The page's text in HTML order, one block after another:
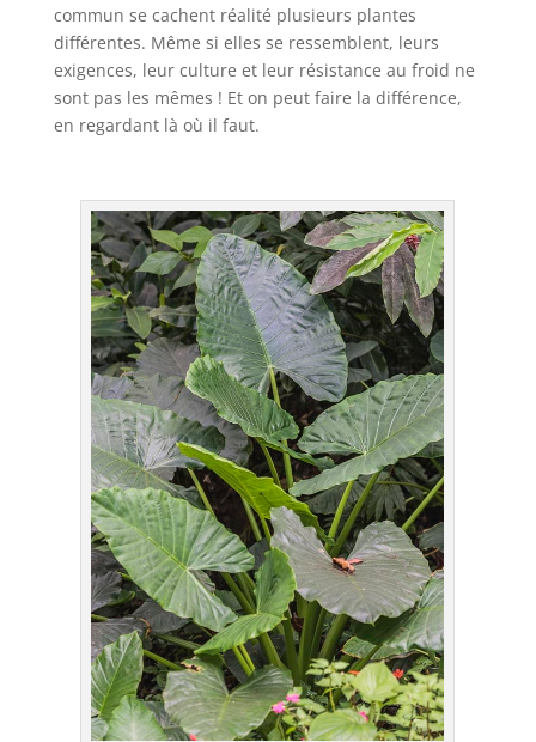
commun se cachent réalité plusieurs plantes
différentes. Même si elles se ressemblent, leurs
exigences, leur culture et leur résistance au froid ne
sont pas les mêmes ! Et on peut faire la différence,
en regardant là où il faut.